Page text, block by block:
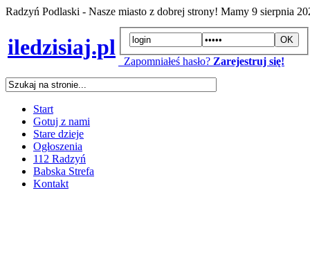
Radzyń Podlaski - Nasze miasto z dobrej strony! Mamy 9 sierpnia
iledzisiaj.pl
Zapomniałeś hasło? Zarejestruj się!
Start
Gotuj z nami
Stare dzieje
Ogłoszenia
112 Radzyń
Babska Strefa
Kontakt